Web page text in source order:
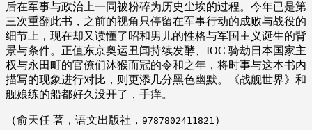
后在军事与政治上一同被粉碎为历史尘埃的过程。今年已是第
三次重翻此书，之前的视角只停留在军事行动的成败与战役的
细节上，现在却又读懂了昭和男儿的性格与军国主义诞生的背
景与条件。正值东京奥运丑闻持续发酵、IOC 骑劫日本国家主
权与永田町的官僚们沐猴而冠的令和之年，将时事与这本书内
描写的现象进行对比，则更添几分黑色幽默。《战舰世界》和
舰娘练的船都好久没开了，手痒。
（俞天任 著，语文出版社， 9787802411821 ）